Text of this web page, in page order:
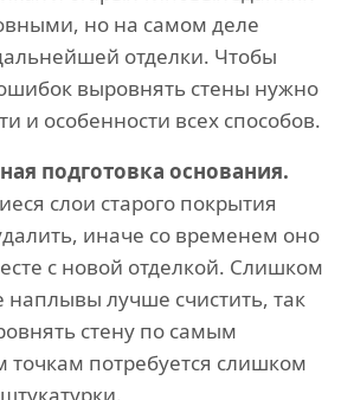
но на самом деле
отделки. Чтобы
выровнять стены нужно
и особенности всех способов.
подготовка основания.
слои старого покрытия
иначе со временем оно
с новой отделкой. Слишком
лучше счистить, так
стену по самым
потребуется слишком